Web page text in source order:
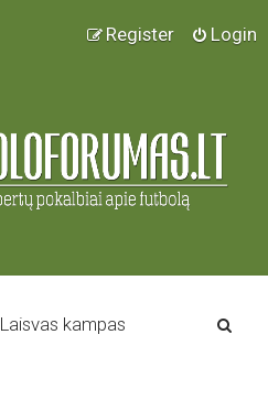
Login
Register
Laisvas kampas